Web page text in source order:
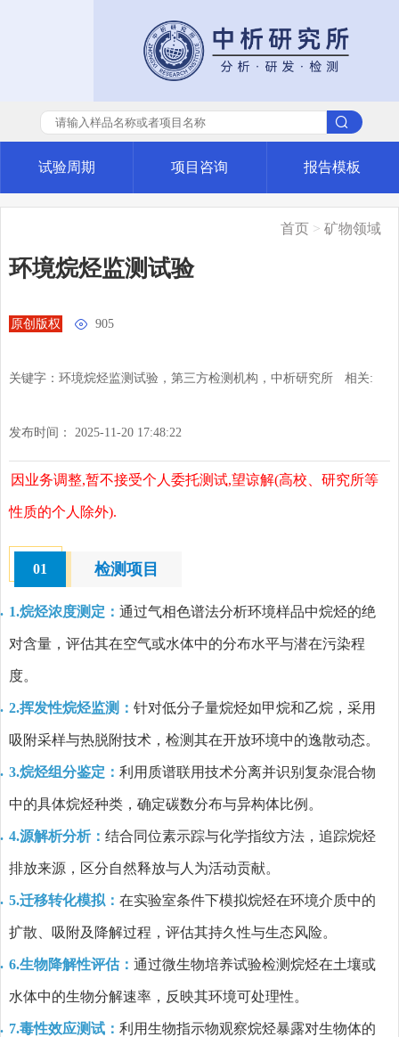
试验周期 项目咨询 报告模板
首页 >矿物领域
环境烷烃监测试验
原创版权  905
关键字：环境烷烃监测试验，第三方检测机构，中析研究所 相关:
发布时间： 2025-11-20 17:48:22
因业务调整,暂不接受个人委托测试,望谅解(高校、研究所等
性质的个人除外).
01 检测项目
1.烷烃浓度测定： 通过气相色谱法分析环境样品中烷烃的绝
对含量，评估其在空气或水体中的分布水平与潜在污染程
度。
2.挥发性烷烃监测： 针对低分子量烷烃如甲烷和乙烷，采用
吸附采样与热脱附技术，检测其在开放环境中的逸散动态。
3.烷烃组分鉴定： 利用质谱联用技术分离并识别复杂混合物
中的具体烷烃种类，确定碳数分布与异构体比例。
4.源解析分析： 结合同位素示踪与化学指纹方法，追踪烷烃
排放来源，区分自然释放与人为活动贡献。
5.迁移转化模拟： 在实验室条件下模拟烷烃在环境介质中的
扩散、吸附及降解过程，评估其持久性与生态风险。
6.生物降解性评估： 通过微生物培养试验检测烷烃在土壤或
水体中的生物分解速率，反映其环境可处理性。
7.毒性效应测试： 利用生物指示物观察烷烃暴露对生物体的